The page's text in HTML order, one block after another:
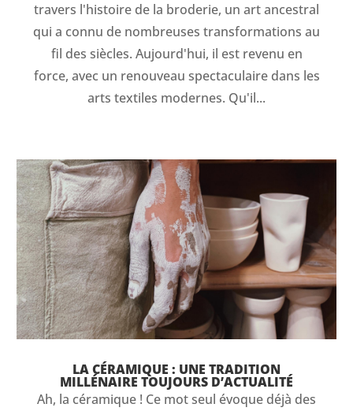
travers l'histoire de la broderie, un art ancestral
qui a connu de nombreuses transformations au
fil des siècles. Aujourd'hui, il est revenu en
force, avec un renouveau spectaculaire dans les
arts textiles modernes. Qu'il...
LA CÉRAMIQUE : UNE TRADITION
MILLÉNAIRE TOUJOURS D’ACTUALITÉ
Ah, la céramique ! Ce mot seul évoque déjà des